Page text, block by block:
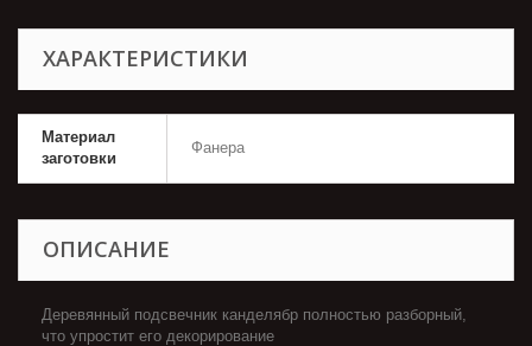
ХАРАКТЕРИСТИКИ
Материал
заготовки
Фанера
ОПИСАНИЕ
Деревянный подсвечник канделябр полностью разборный,
что упростит его декорирование